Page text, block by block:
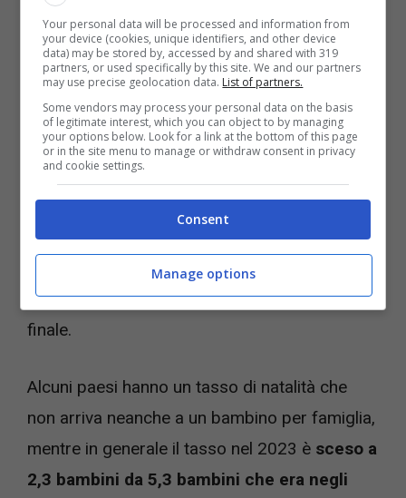
sul pianeta dovrebbe produrre per evitare che
nel lungo periodo il genere umano si estingua
è molto più elevato di quella che è la media
mondiale.
Il team di scienziati guidato da Diane
Cuaresmaha infatti fatto i conti ed è venuto
fuori che esiste matematicamente una
cosiddetta soglia di fertilità al di sotto della
quale siamo avviati verso la nostra dipartita
finale.
Alcuni paesi hanno un tasso di natalità che
non arriva neanche a un bambino per famiglia,
mentre in generale il tasso nel 2023 è sceso a
2,3 bambini da 5,3 bambini che era negli
Your personal data will be processed and information from
your device (cookies, unique identifiers, and other device
data) may be stored by, accessed by and shared with 319
partners, or used specifically by this site. We and our partners
may use precise geolocation data. List of partners.
Some vendors may process your personal data on the basis
of legitimate interest, which you can object to by managing
your options below. Look for a link at the bottom of this page
or in the site menu to manage or withdraw consent in privacy
and cookie settings.
Consent
Manage options